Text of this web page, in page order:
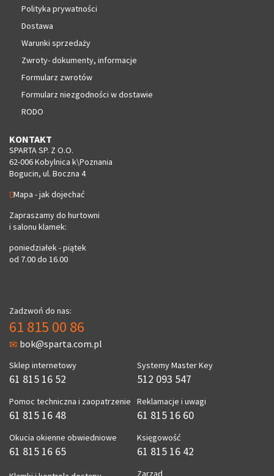
Polityka prywatności
Dostawa
Warunki sprzedaży
Zwroty- dokumenty, informacje
Formularz zwrotów
Formularz niezgodności w dostawie
RODO
KONTAKT
SPARTA SP. Z O.O.
62-006 Kobylnica k\Poznania
Bogucin, ul. Boczna 4
Mapa - jak dojechać
Zapraszamy do hurtowni
i salonu klamek:
poniedziałek - piątek
od 7.00 do 16.00
Zadzwoń do nas:
61 815 00 86
bok@sparta.com.pl
Sklep internetowy
61 815 16 52
Pomoc techniczna i zaopatrzenie
61 815 16 48
Okucia okienne obwiedniowe
61 815 16 65
Systemy Master Key
512 093 547
Reklamacje i uwagi
61 815 16 60
Księgowość
61 815 16 42
Zarząd